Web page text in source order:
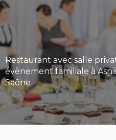
Restaurant avec salle
évènement familiale à
Saône